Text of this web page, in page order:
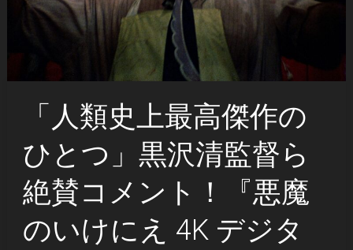
「人類史上最高傑作の
ひとつ」黒沢清監督ら
絶賛コメント！『悪魔
のいけにえ 4K デジタ